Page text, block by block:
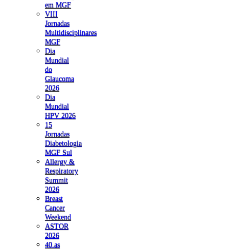
em MGF
VIII
Jornadas
Multidisciplinares
MGF
Dia
Mundial
do
Glaucoma
2026
Dia
Mundial
HPV 2026
15
Jornadas
Diabetologia
MGF Sul
Allergy &
Respiratory
Summit
2026
Breast
Cancer
Weekend
ASTOR
2026
40.as